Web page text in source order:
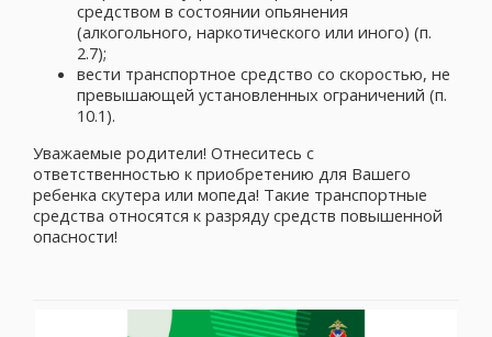
средством в состоянии опьянения
(алкогольного, наркотического или иного) (п.
2.7);
вести транспортное средство со скоростью, не
превышающей установленных ограничений (п.
10.1).
Уважаемые родители! Отнеситесь с
ответственностью к приобретению для Вашего
ребенка скутера или мопеда! Такие транспортные
средства относятся к разряду средств повышенной
опасности!